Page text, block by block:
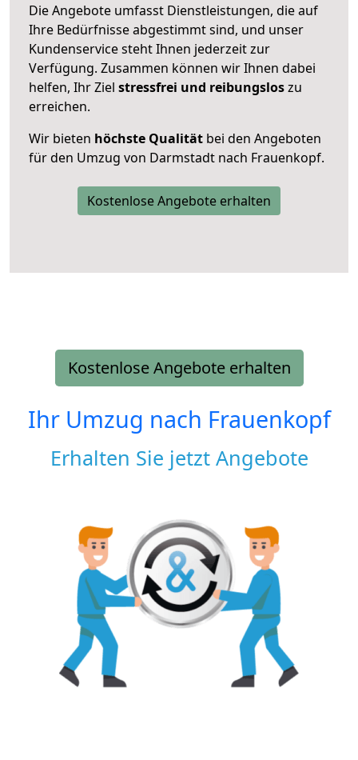
Die Angebote umfasst Dienstleistungen, die auf
Ihre Bedürfnisse abgestimmt sind, und unser
Kundenservice steht Ihnen jederzeit zur
Verfügung. Zusammen können wir Ihnen dabei
helfen, Ihr Ziel stressfrei und reibungsloszu
erreichen.
Wir bieten höchste Qualität bei den Angeboten
für den Umzug von Darmstadt nach Frauenkopf.
Kostenlose Angebote erhalten
Kostenlose Angebote erhalten
Ihr Umzug nach Frauenkopf
Erhalten Sie jetzt Angebote